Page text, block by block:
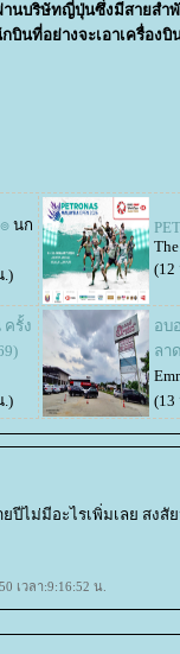
บริษัทญี่ปุ่นซึ่งมีสายสำพั
นที่อย่างจะเอาเครื่อง
นก
.)
(12
รั้ง
.)
อบ
ลา
(13
ปีไม่มีอะไรเพิ่มเลย สงสั
เวลา:9:16:52 น.